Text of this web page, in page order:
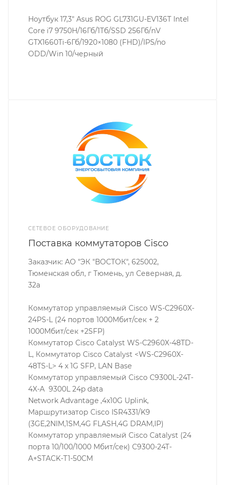
Ноутбук 17,3" Asus ROG GL731GU-EV136T Intel
Core i7 9750H/16Гб/1Тб/SSD 256Гб/nV
GTX1660Ti-6Гб/1920×1080 (FHD)/IPS/no
ODD/Win 10/черный
СЕТЕВОЕ ОБОРУДОВАНИЕ
Поставка коммутаторов Cisco
Заказчик: АО "ЭК "ВОСТОК", 625002,
Тюменская обл, г Тюмень, ул Северная, д.
32а
Коммутатор управляемый Cisco WS-C2960X-
24PS-L (24 портов 1000Мбит/сек + 2
1000Мбит/сек +2SFP)
Коммутатор Cisco Catalyst WS-C2960X-48TD-
L, Коммутатор Cisco Catalyst <WS-C2960X-
48TS-L> 4 x 1G SFP, LAN Base
Коммутатор управляемый Cisco C9300L-24T-
4X-A 9300L 24p data
Network Advantage ,4x10G Uplink,
Маршрутизатор Cisco ISR4331/K9
(3GE,2NIM,1SM,4G FLASH,4G DRAM,IP)
Коммутатор управляемый Cisco Catalyst (24
порта 10/100/1000 Мбит/сек) C9300-24T-
A+STACK-T1-50CM